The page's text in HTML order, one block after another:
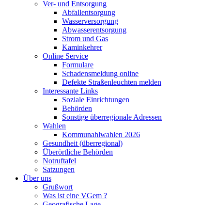
Ver- und Entsorgung
Abfallentsorgung
Wasserversorgung
Abwasserentsorgung
Strom und Gas
Kaminkehrer
Online Service
Formulare
Schadensmeldung online
Defekte Straßenleuchten melden
Interessante Links
Soziale Einrichtungen
Behörden
Sonstige überregionale Adressen
Wahlen
Kommunahlwahlen 2026
Gesundheit (überregional)
Überörtliche Behörden
Notruftafel
Satzungen
Über uns
Grußwort
Was ist eine VGem ?